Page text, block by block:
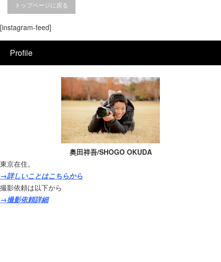
トップページに戻る
[instagram-feed]
Profile
奥田祥吾/SHOGO OKUDA
東京在住。
→詳しいことはこちらから
撮影依頼は以下から
→撮影依頼詳細